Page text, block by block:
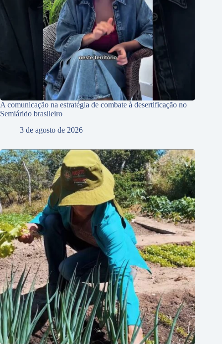
A comunicação na estratégia de combate à desertificação no
Semiárido brasileiro
3 de agosto de 2026